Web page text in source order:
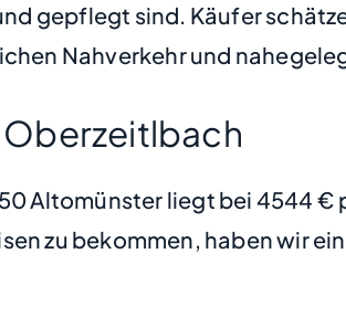
gepflegt sind. Käufer
Nahverkehr und
Altomünster liegt bei 4544 €
zu bekommen, haben wir